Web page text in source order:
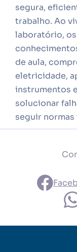
segura,
trabalho. Ao
laboratório,
de aula,
eletricidade,
instrumentos
solucionar
seguir normas